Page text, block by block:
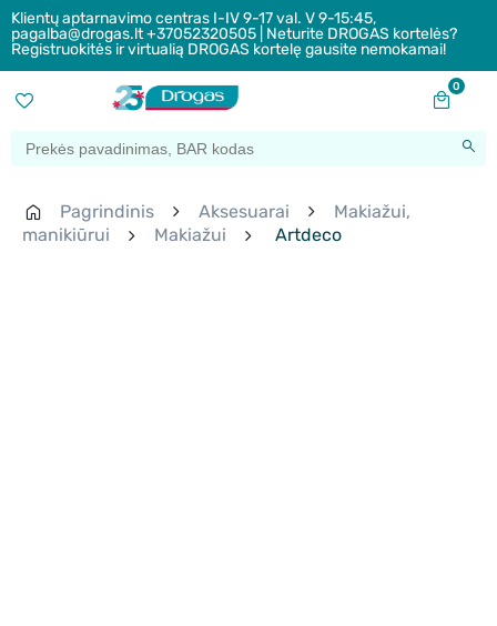
Klientų aptarnavimo centras I-IV 9-17 val. V 9-15:45,
pagalba@drogas.lt +37052320505 | Neturite DROGAS kortelės?
Registruokitės ir virtualią DROGAS kortelę gausite nemokamai!
0
Pagrindinis Aksesuarai
Makiažui,
manikiūrui
Makiažui Artdeco